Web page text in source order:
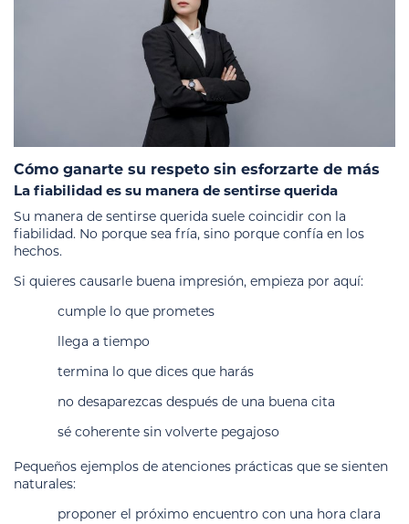
Cómo ganarte su respeto sin esforzarte de más
La fiabilidad es su manera de sentirse querida
Su manera de sentirse querida suele coincidir con la
fiabilidad. No porque sea fría, sino porque confía en los
hechos.
Si quieres causarle buena impresión, empieza por aquí:
cumple lo que prometes
llega a tiempo
termina lo que dices que harás
no desaparezcas después de una buena cita
sé coherente sin volverte pegajoso
Pequeños ejemplos de atenciones prácticas que se sienten
naturales:
proponer el próximo encuentro con una hora clara